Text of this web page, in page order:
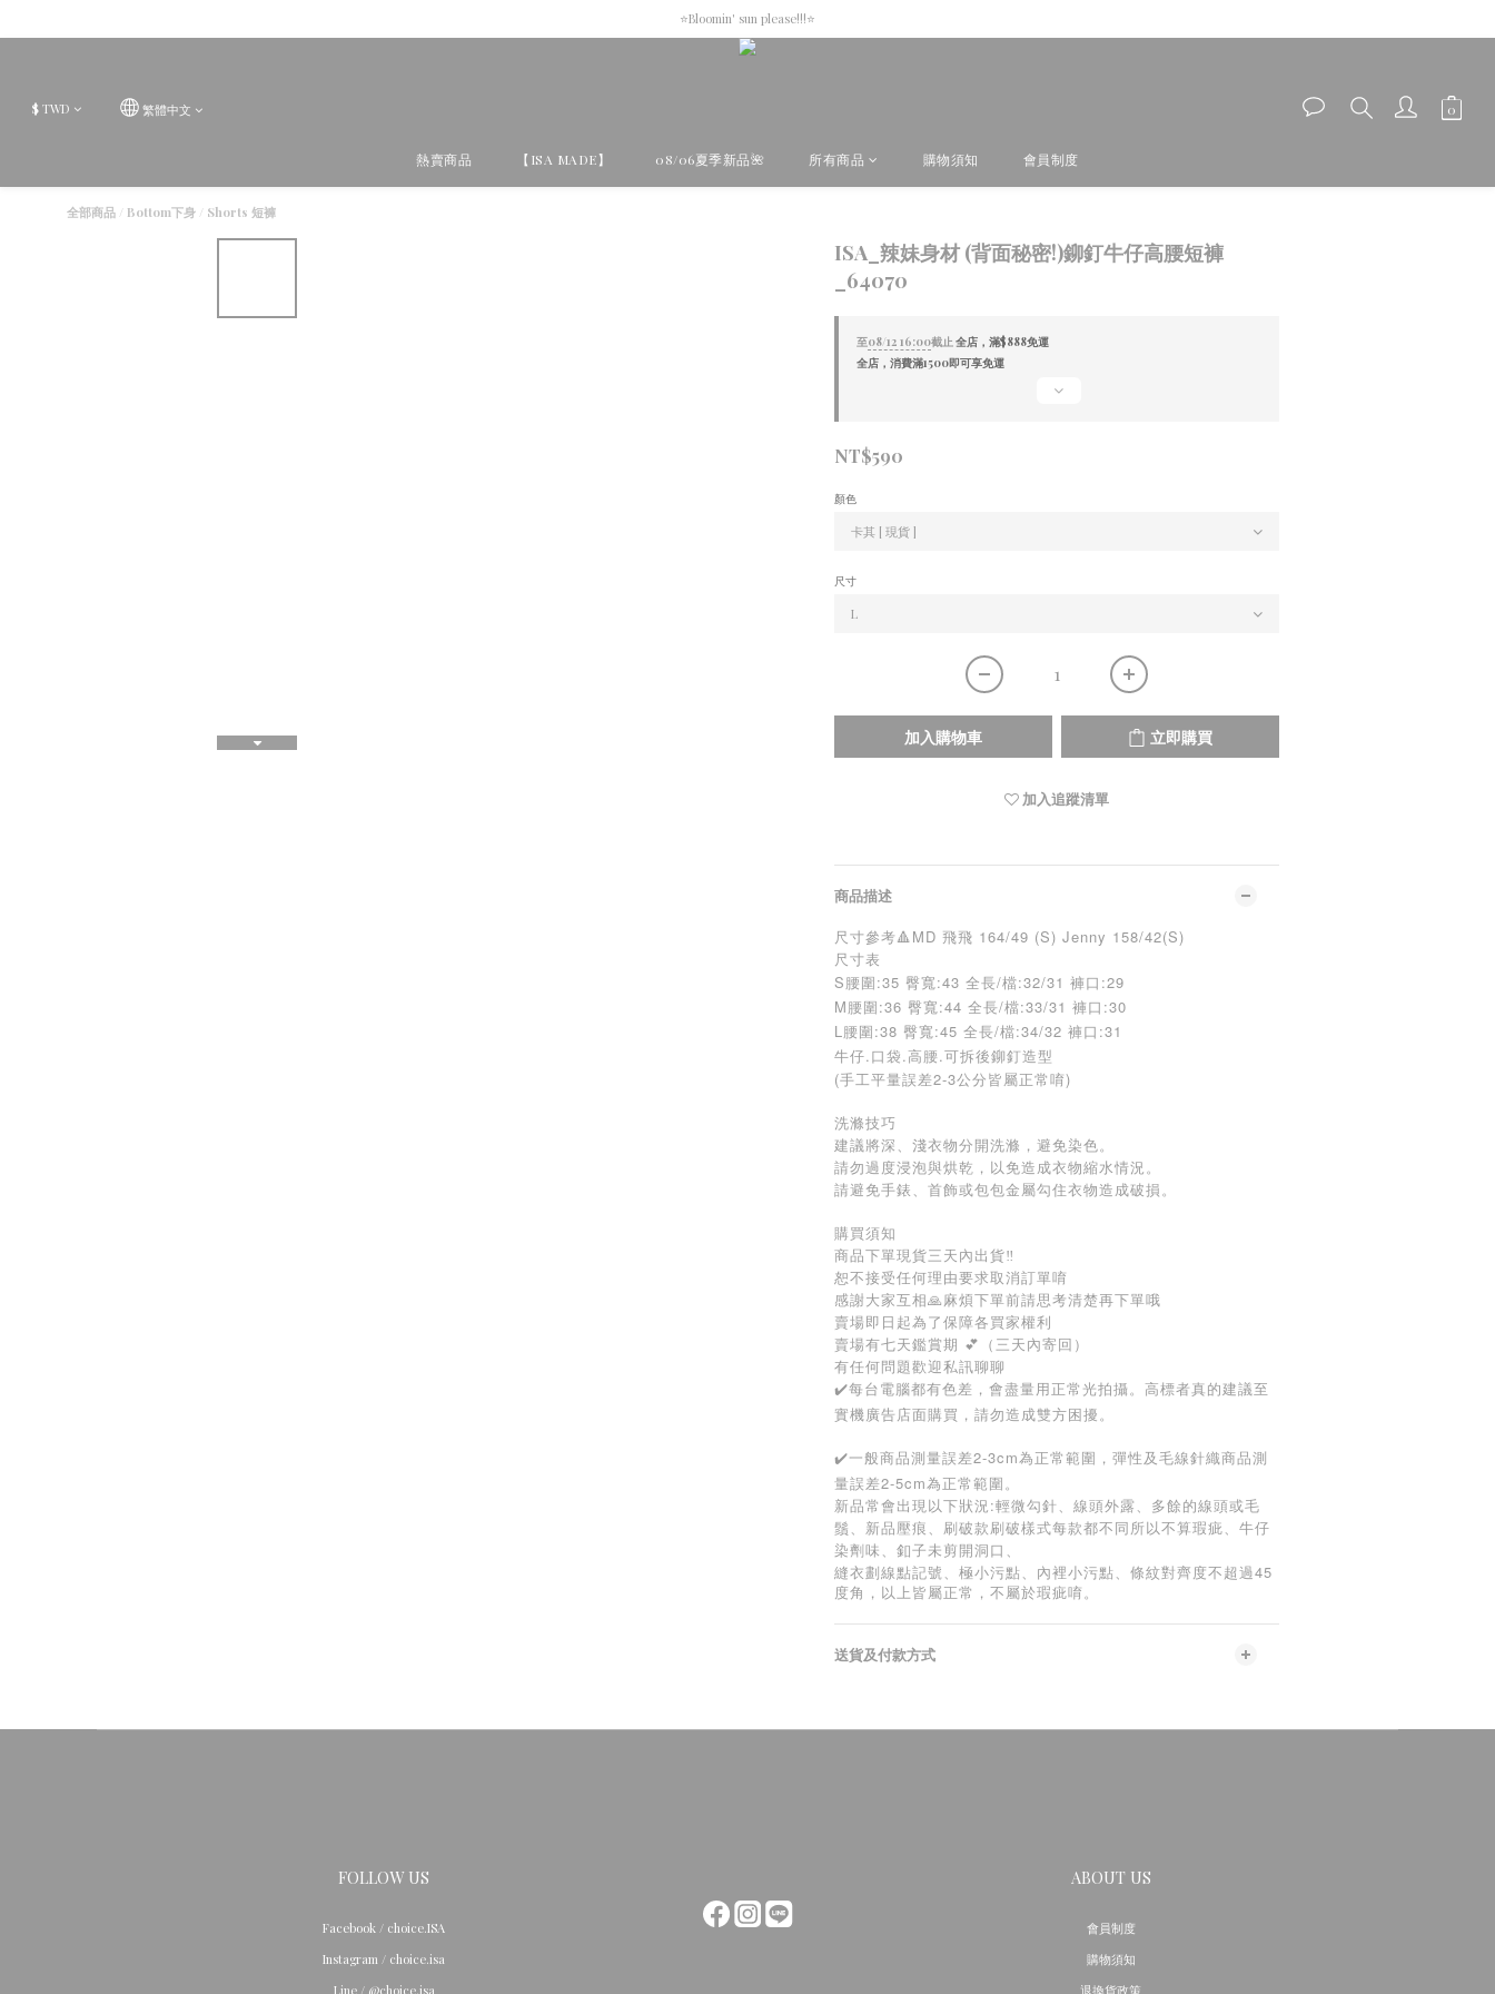
Apr.16th-Apr.22th new collection🩵🦄
⭐Bloomin' sun please!!!⭐
Apr.16th-Apr.22th new collection🩵🦄
$ TWD 繁體中文
熱賣商品 【ISA MADE】 08/06夏季新品🌺 所有商品 購物須知 會員制度
全部商品 Bottom下身 Shorts 短褲
ISA_辣妹身材 (背面秘密!)鉚釘牛仔高腰短褲
_64070
至08/12 16:00截止全店，滿$888免運
全店，消費滿1500即可享免運
NT$590
顏色
尺寸
加入購物車 立即購買
加入追蹤清單
商品描述
尺寸參考🔺MD 飛飛 164/49 (S) Jenny 158/42(S)
尺寸表
S腰圍:35 臀寬:43 全長/檔:32/31 褲口:29
M腰圍:36 臀寬:44 全長/檔:33/31 褲口:30
L腰圍:38 臀寬:45 全長/檔:34/32 褲口:31
牛仔.口袋.高腰.可拆後鉚釘造型
(手工平量誤差2-3公分皆屬正常唷)
洗滌技巧
建議將深、淺衣物分開洗滌，避免染色。
請勿過度浸泡與烘乾，以免造成衣物縮水情況。
請避免手錶、首飾或包包金屬勾住衣物造成破損。
購買須知
商品下單現貨三天內出貨‼️
恕不接受任何理由要求取消訂單唷
感謝大家互相🙏麻煩下單前請思考清楚再下單哦
賣場即日起為了保障各買家權利
賣場有七天鑑賞期 💕（三天內寄回）
有任何問題歡迎私訊聊聊
✔️每台電腦都有色差，會盡量用正常光拍攝。高標者真的建議至
實機廣告店面購買，請勿造成雙方困擾。
✔️一般商品測量誤差2-3cm為正常範圍，彈性及毛線針織商品測
量誤差2-5cm為正常範圍。
新品常會出現以下狀況:輕微勾針、線頭外露、多餘的線頭或毛
鬚、新品壓痕、刷破款刷破樣式每款都不同所以不算瑕疵、牛仔
染劑味、釦子未剪開洞口、
縫衣劃線點記號、極小污點、內裡小污點、條紋對齊度不超過45
度角，以上皆屬正常，不屬於瑕疵唷。
送貨及付款方式
FOLLOW US
Facebook / choice.ISA
Instagram / choice.isa
Line / @choice.isa
ABOUT US
會員制度
購物須知
退換貨政策